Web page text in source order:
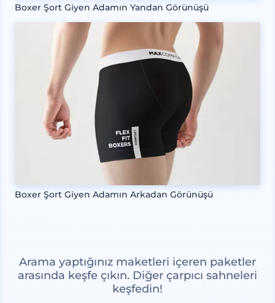
Boxer Şort Giyen Adamın Yandan Görünüşü
Boxer Şort Giyen Adamın Arkadan Görünüşü
Arama yaptığınız maketleri içeren paketler
arasında keşfe çıkın. Diğer çarpıcı sahneleri
keşfedin!